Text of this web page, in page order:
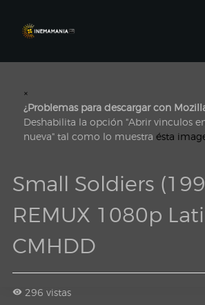
×
¿Problemas para descargar con
Deshabilita la opción "Abrir vinculos
nueva" tal como lo muestra ésta
Small Soldiers
REMUX 1080p
CMHDD
296 vistas